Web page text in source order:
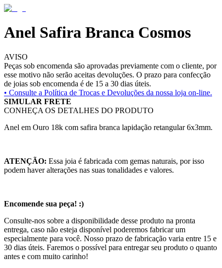
Anel Safira Branca Cosmos
AVISO
Peças sob encomenda são aprovadas previamente com o cliente, por
esse motivo não serão aceitas devoluções. O prazo para confecção
de joias sob encomenda é de 15 a 30 dias úteis.
• Consulte a Política de Trocas e Devoluções da nossa loja on-line.
SIMULAR FRETE
CONHEÇA OS DETALHES DO PRODUTO
Anel em Ouro 18k com safira branca lapidação retangular 6x3mm.
ATENÇÃO: Essa joia é fabricada com gemas naturais, por isso
podem haver alterações nas suas tonalidades e valores.
Encomende sua peça! :)
Consulte-nos sobre a disponibilidade desse produto na pronta
entrega, caso não esteja disponível poderemos fabricar um
especialmente para você. Nosso prazo de fabricação varia entre 15 e
30 dias úteis. Faremos o possível para entregar seu produto o quanto
antes e com muito carinho!